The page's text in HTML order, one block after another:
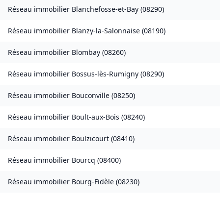
Réseau immobilier Blanchefosse-et-Bay (08290)
Réseau immobilier Blanzy-la-Salonnaise (08190)
Réseau immobilier Blombay (08260)
Réseau immobilier Bossus-lès-Rumigny (08290)
Réseau immobilier Bouconville (08250)
Réseau immobilier Boult-aux-Bois (08240)
Réseau immobilier Boulzicourt (08410)
Réseau immobilier Bourcq (08400)
Réseau immobilier Bourg-Fidèle (08230)